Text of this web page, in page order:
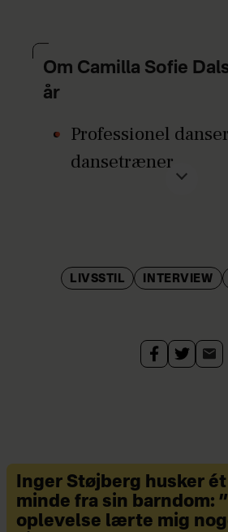
Om Camilla Sofie
år
Professionel
dansetræner.
Aktuel i tv-
med realitystjerne
Philip May.
LIVSSTIL INTERVIEW
Inger Støjberg husker
minde fra sin barndom:
oplevelse lærte mig